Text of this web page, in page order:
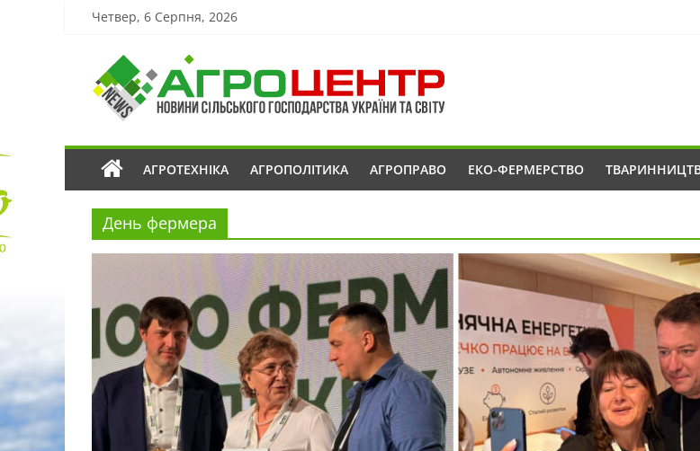
Четвер, 6 Серпня, 2026
АГРОТЕХНІКА АГРОПОЛІТИКА АГРОПРАВО ЕКО-ФЕРМЕРСТВО
День фермера